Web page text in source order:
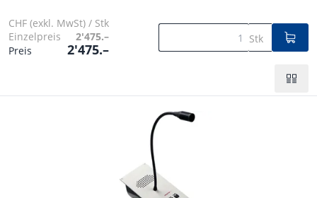
CHF (exkl. MwSt) / Stk
Einzelpreis
2'475.–
Preis
2'475.–
Stk